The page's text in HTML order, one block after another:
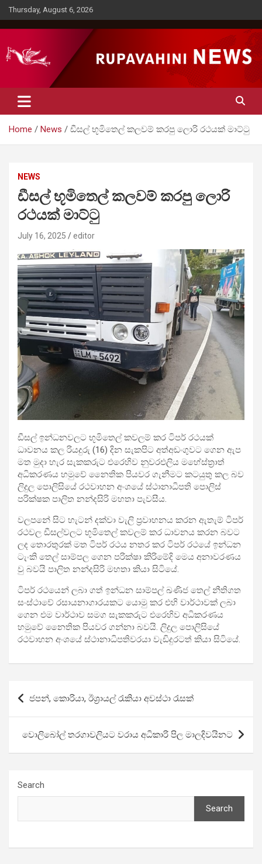
Skip
to
content
Thursday, August 6, 2026
Rupavahini News
Home News ඩීසල් භූමිතෙල් කලවම් කරපු ලොරි රථයක් මාට්ටු
NEWS
ඩීසල් භූමිතෙල් කලවම් කරපු ලොරි
රථයක් මාට්ටු
July 16, 2025 editor
ඩීසල් ඉන්ධනවලට භූමිතෙල් කවලම් කර ටිපර් රථයක්
ධාවනය කල රියදුරු (16) දින සැකපිට අත්අඩංගුවට ගෙන ඇප
මත මුදා හැර සැකකරුට එරෙහිව නුවරඑලිය මහේස්ත්‍රාත්
අධිකරණය හමුවේ නෛතික පියවර ගැනීමට කටයුතු කල බව
ලිදුල පොලිසියේ රථවාහන අංශයේ ස්ථානාධිපති පොලිස්
පරික්ෂක පාලිත නන්දසිරි මහතා පැවසීය.
වලපනේ සිට හැටන් දක්වා වැලි ප්‍රවාහනය කරන ඇතැම් ටිපර්
රථවල ඩීසල්වලට භූමිතෙල් කවලම් කර ධාවනය කරන බවට
ලද තොරතුරක් මත ටිපර් රථය නතර කර ටිපර් රථයේ ඉන්ධන
ටැංකි තෙල් සාම්පල ගෙන පරික්ෂා කිරිමේදි මෙය අනාවරණය
වු බවයි පාලිත නන්දසිරි මහතා කියා සිටියේ.
ටිපර් රථයෙන් ලබා ගත් ඉන්ධන සාම්පල් ඛණිජ තෙල් නීතිගත
සංස්ථාවේ රසායනාගාරයකට යොමු කර එහි වාර්ථාවක් ලබා
ගෙන එම වාර්ථාව සමග සැකකරුට එරෙහිව අධිකරණය
හමුවේ නෛතික පියවර ගන්නා බවයි. ලිදුල පොලිසියේ
රථවාහන අංශයේ ස්ථානාධිපතිවරයා වැඩිදුරටත් කියා සිටියේ.
Post
navigation
ජපන්, කොරියා, ඊශ්‍රායල් රැකියා අවස්ථා රැසක්
වොලිබෝල් තරගාවලියට වරාය අධිකාරි පිල මාලදිවයිනට
Search
Search